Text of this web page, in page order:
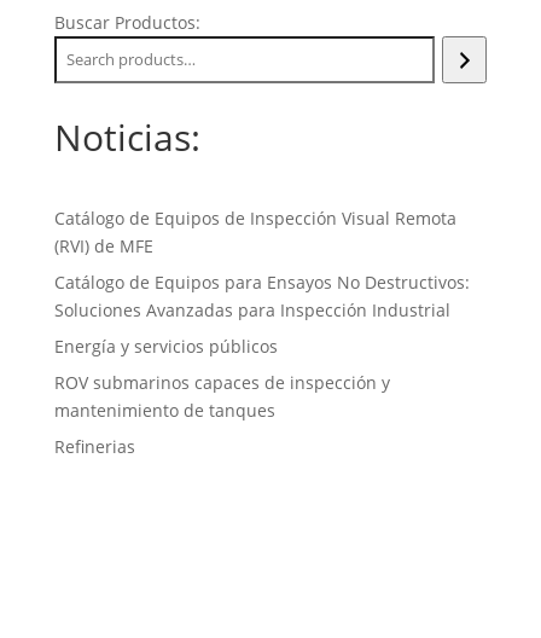
Buscar Productos:
Noticias:
Catálogo de Equipos de Inspección Visual Remota
(RVI) de MFE
Catálogo de Equipos para Ensayos No Destructivos:
Soluciones Avanzadas para Inspección Industrial
Energía y servicios públicos
ROV submarinos capaces de inspección y
mantenimiento de tanques
Refinerias